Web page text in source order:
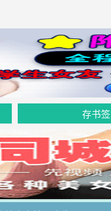
存书签